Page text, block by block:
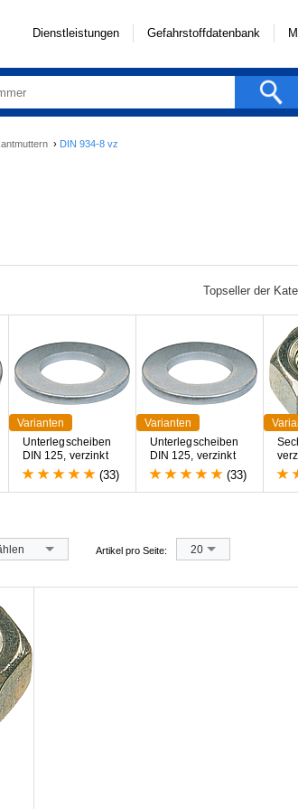
Dienstleistungen Gefahrstoffdatenbank
› DIN 934-8 vz
Topseller der
Varianten
Unter legscheiben
D N 125, verzinkt
(33)
Varianten
Unter legscheiben
D N 125, verzinkt
(33)
Sec
verz
Artikel pro Seite: 20